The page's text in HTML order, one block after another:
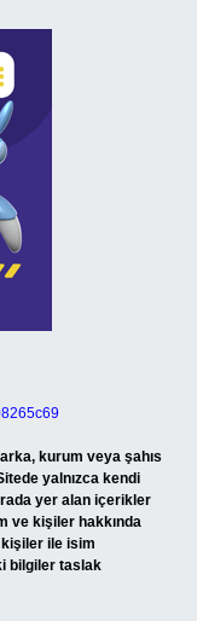
kurum veya şahıs
yalnızca kendi
yer alan içerikler
ve kişiler hakkında
kişiler ile isim
bilgiler taslak